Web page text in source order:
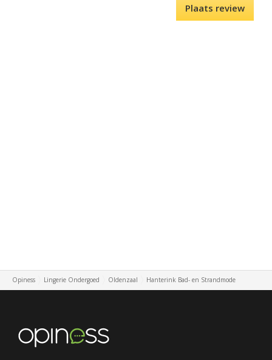
Opiness Lingerie Ondergoed Oldenzaal Hanterink Bad- en Strandmode